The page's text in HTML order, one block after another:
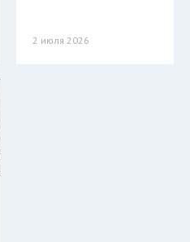
2 июля 2026